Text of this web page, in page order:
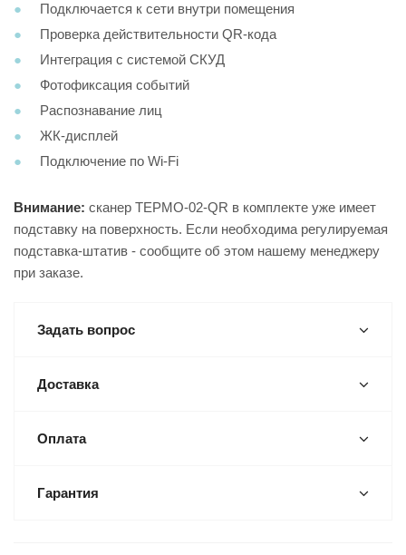
Подключается к сети внутри помещения
Проверка действительности QR-кода
Интеграция с системой СКУД
Фотофиксация событий
Распознавание лиц
ЖК-дисплей
Подключение по Wi-Fi
Внимание: сканер ТЕРМО-02-QR в комплекте уже имеет
подставку на поверхность. Если необходима регулируемая
подставка-штатив - сообщите об этом нашему менеджеру
при заказе.
Задать вопрос
Доставка
Оплата
Гарантия